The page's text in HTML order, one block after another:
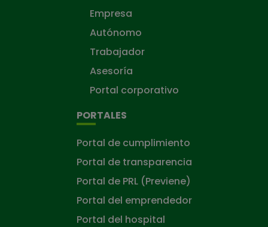
Empresa
Autónomo
Trabajador
Asesoría
Portal corporativo
PORTALES
Portal de cumplimiento
Portal de transparencia
Portal de PRL (Previene)
Portal del emprendedor
Portal del hospital